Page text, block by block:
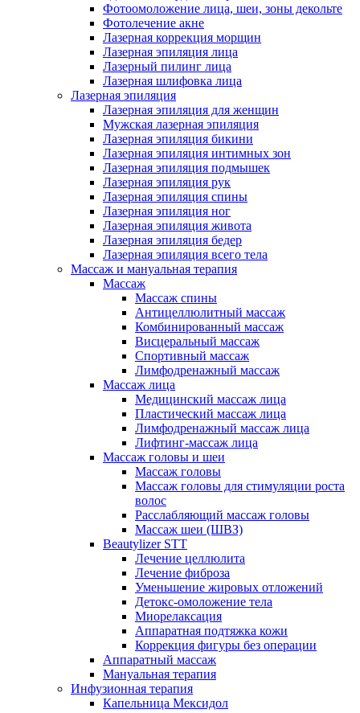
Фотоомоложение лица, шеи, зоны декольте
Фотолечение акне
Лазерная коррекция морщин
Лазерная эпиляция лица
Лазерный пилинг лица
Лазерная шлифовка лица
Лазерная эпиляция
Лазерная эпиляция для женщин
Мужская лазерная эпиляция
Лазерная эпиляция бикини
Лазерная эпиляция интимных зон
Лазерная эпиляция подмышек
Лазерная эпиляция рук
Лазерная эпиляция спины
Лазерная эпиляция ног
Лазерная эпиляция живота
Лазерная эпиляция бедер
Лазерная эпиляция всего тела
Массаж и мануальная терапия
Массаж
Массаж спины
Антицеллюлитный массаж
Комбинированный массаж
Висцеральный массаж
Спортивный массаж
Лимфодренажный массаж
Массаж лица
Медицинский массаж лица
Пластический массаж лица
Лимфодренажный массаж лица
Лифтинг-массаж лица
Массаж головы и шеи
Массаж головы
Массаж головы для стимуляции роста
волос
Расслабляющий массаж головы
Массаж шеи (ШВЗ)
Beautylizer STT
Лечение целлюлита
Лечение фиброза
Уменьшение жировых отложений
Детокс-омоложение тела
Миорелаксация
Аппаратная подтяжка кожи
Коррекция фигуры без операции
Аппаратный массаж
Мануальная терапия
Инфузионная терапия
Капельница Мексидол